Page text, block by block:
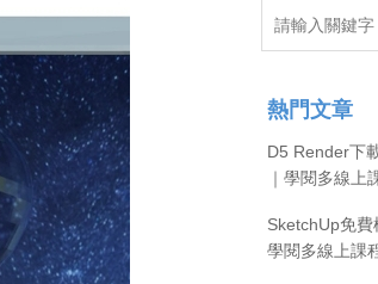
熱門文章
D5 Render下
｜學閱多線上
SketchUp免費
學閱多線上課